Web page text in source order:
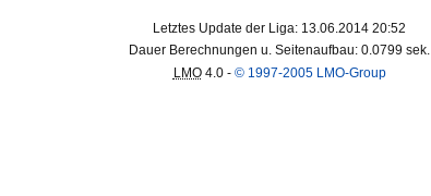
Letztes Update der Liga: 13.06.2014 20:52
Dauer Berechnungen u. Seitenaufbau: 0.0799 sek.
LMO4.0 - © 1997-2005 LMO-Group